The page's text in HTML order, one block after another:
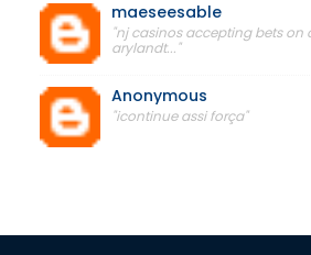
maeseesable
"nj casinos accepting bets on
arylandt..."
Anonymous
"icontinue assi força"